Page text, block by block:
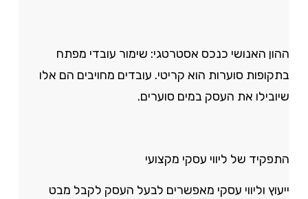
ההון האנושי כנכס אסטרטגי: שימור עובדי מפתח
בתקופות סוערות הוא קריטי. עובדים מחויבים הם אלו
שיובילו את העסק במים סוערים.
התפקיד של ליווי עסקי מקצועי
ייעוץ וליווי עסקי מאפשרים לבעל העסק לקבל מבט